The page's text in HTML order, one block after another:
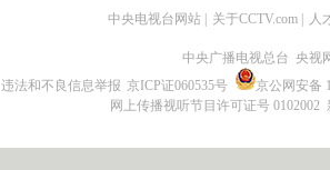
中央电视台网站 | 关于CCTV.com | 人
中央广播电视总台 央视
违法和不良信息举报 京ICP证060535号
京公网安备
网上传播视听节目许可证号 0102002